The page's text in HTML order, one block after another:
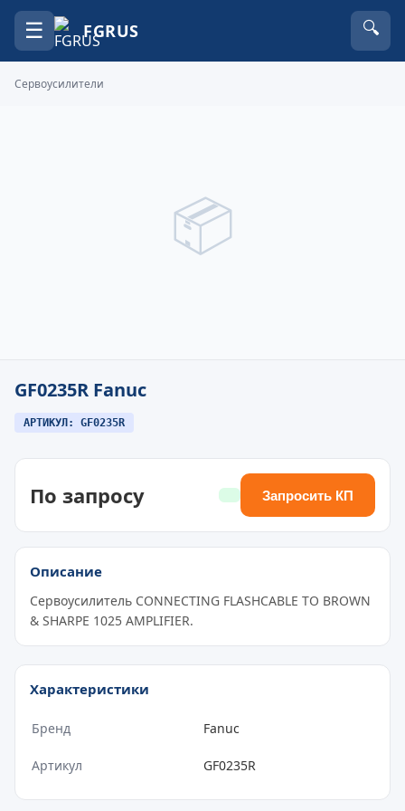
☰ FGRUS 🔍
Сервоусилители
📦
GF0235R Fanuc
АРТИКУЛ: GF0235R
По запросу Запросить КП
Описание
Сервоусилитель CONNECTING FLASHCABLE TO BROWN
& SHARPE 1025 AMPLIFIER.
Характеристики
Бренд Fanuc
Артикул GF0235R